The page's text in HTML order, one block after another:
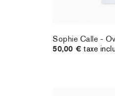
Sophie Calle -
50,00 € taxe